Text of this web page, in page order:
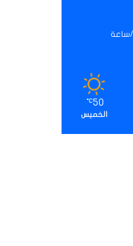
50
℃
الخميس